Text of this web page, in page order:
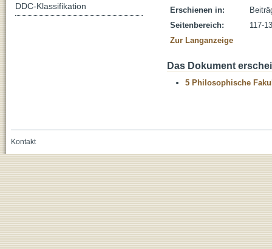
Erschienen in:
Seitenbereich:
117-
Zur Langanzeige
Das Dokument
5 Philosophische
DDC-Klassifikation
Kontakt